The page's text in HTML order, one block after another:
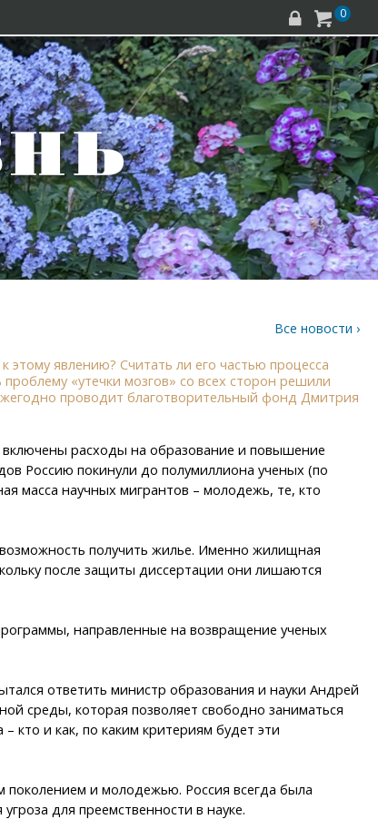
  0
Все новости ›
явлению? Считать ли его частью процесса
«утечки мозгов» со всех сторон решили
проводит благотворительный фонд Дмитрия
расходы на образование и повышение
Россию покинули до полумиллиона ученых (по
масса научных мигрантов – молодежь, те, кто
получить жилье. Именно жилищная
после защиты диссертации они лишаются
направленные на возвращение ученых
ответить министр образования и науки Андрей
среды, которая позволяет свободно заниматься
и как, по каким критериям будет эти
и молодежью. Россия всегда была
для преемственности в науке.